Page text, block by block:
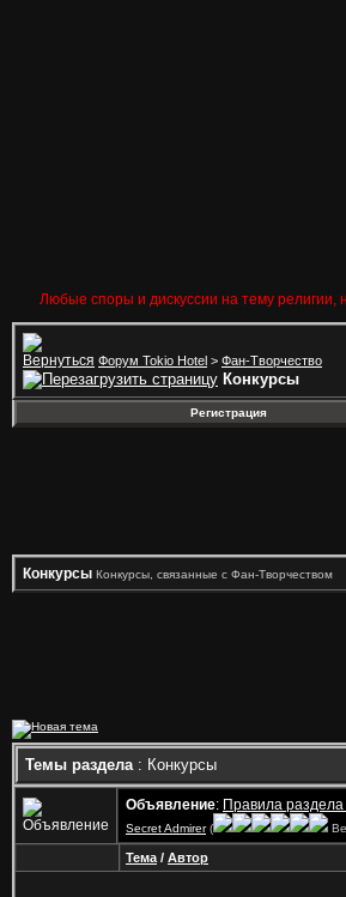
Любые споры и дискуссии на тему религии,
Форум Tokio Hotel > Фан-Творчество
Конкурсы
Регистрация
Конкурсы Конкурсы, связанные с Фан-Творчеством
Темы раздела: Конкурсы
Объявление: Правила
Secret Admirer(
Тема / Автор